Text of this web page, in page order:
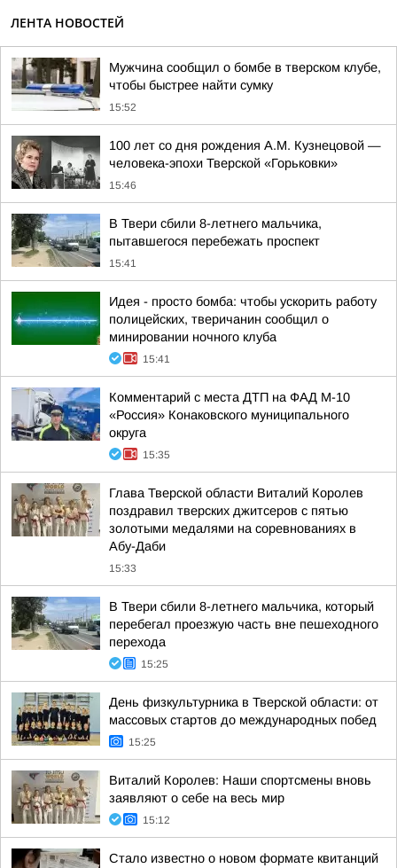
ЛЕНТА НОВОСТЕЙ
Мужчина сообщил о бомбе в тверском клубе,
чтобы быстрее найти сумку
15:52
100 лет со дня рождения А.М. Кузнецовой —
человека-эпохи Тверской «Горьковки»
15:46
В Твери сбили 8-летнего мальчика,
пытавшегося перебежать проспект
15:41
Идея - просто бомба: чтобы ускорить работу
полицейских, тверичанин сообщил о
минировании ночного клуба
15:41
Комментарий с места ДТП на ФАД М-10
«Россия» Конаковского муниципального
округа
15:35
Глава Тверской области Виталий Королев
поздравил тверских джитсеров с пятью
золотыми медалями на соревнованиях в
Абу-Даби
15:33
В Твери сбили 8-летнего мальчика, который
перебегал проезжую часть вне пешеходного
перехода
15:25
День физкультурника в Тверской области: от
массовых стартов до международных побед
15:25
Виталий Королев: Наши спортсмены вновь
заявляют о себе на весь мир
15:12
Стало известно о новом формате квитанций